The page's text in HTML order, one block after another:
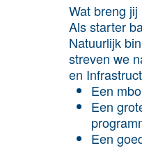
Wat breng jij
Als starter
Natuurlijk
streven we
en
Een
Een
Een